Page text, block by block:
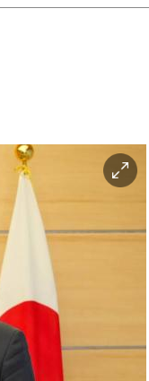
이
미